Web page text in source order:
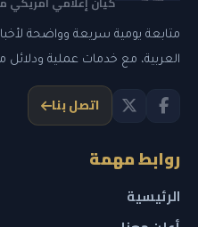
متابعة يومية سريعة وواضحة لأخبار
العربية، مع خدمات عملية
اتصل بنا
روابط مهمة
الرئيسية